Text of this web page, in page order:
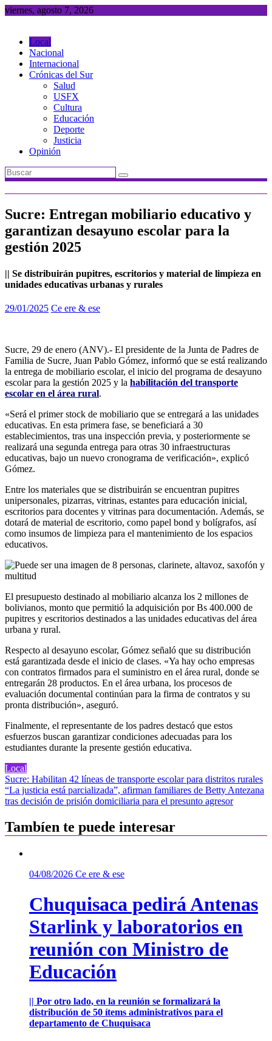
Saltar
viernes, agosto 7, 2026
Local
Nacional
Internacional
Crónicas del Sur
Salud
USFX
Cultura
Educación
Deporte
Justicia
Opinión
Sucre: Entregan mobiliario educativo y
garantizan desayuno escolar para la
gestión 2025
|| Se distribuirán pupitres, escritorios y material de limpieza en
unidades educativas urbanas y rurales
29/01/2025 Ce ere & ese
Sucre, 29 de enero (ANV).- El presidente de la Junta de Padres de
Familia de Sucre, Juan Pablo Gómez, informó que se está realizando
la entrega de mobiliario escolar, el inicio del programa de desayuno
escolar para la gestión 2025 y la habilitación del transporte
escolar en el área rural.
«Será el primer stock de mobiliario que se entregará a las unidades
educativas. En esta primera fase, se beneficiará a 30
establecimientos, tras una inspección previa, y posteriormente se
realizará una segunda entrega para otras 30 infraestructuras
educativas, bajo un nuevo cronograma de verificación», explicó
Gómez.
Entre los materiales que se distribuirán se encuentran pupitres
unipersonales, pizarras, vitrinas, estantes para educación inicial,
escritorios para docentes y vitrinas para documentación. Además, se
dotará de material de escritorio, como papel bond y bolígrafos, así
como insumos de limpieza para el mantenimiento de los espacios
educativos.
El presupuesto destinado al mobiliario alcanza los 2 millones de
bolivianos, monto que permitió la adquisición por Bs 400.000 de
pupitres y escritorios destinados a las unidades educativas del área
urbana y rural.
Respecto al desayuno escolar, Gómez señaló que su distribución
está garantizada desde el inicio de clases. «Ya hay ocho empresas
con contratos firmados para el suministro en el área rural, donde se
entregarán 28 productos. En el área urbana, los procesos de
evaluación documental continúan para la firma de contratos y su
pronta distribución», aseguró.
Finalmente, el representante de los padres destacó que estos
esfuerzos buscan garantizar condiciones adecuadas para los
estudiantes durante la presente gestión educativa.
Local
Navegación
de
Sucre: Habilitan 42 líneas de transporte escolar para distritos rurales
“La justicia está parcializada”, afirman familiares de Betty Antezana
tras decisión de prisión domiciliaria para el presunto agresor
Tambíen te puede interesar
04/08/2026 Ce ere & ese
Chuquisaca pedirá Antenas
Starlink y laboratorios en
reunión con Ministro de
Educación
|| Por otro lado, en la reunión se formalizará la
distribución de 50 ítems administrativos para el
departamento de Chuquisaca